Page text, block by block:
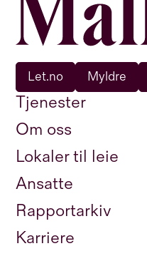
Tjenester
Om oss
Lokaler til leie
Ansatte
Rapportarkiv
Karriere
Let.no Myldre